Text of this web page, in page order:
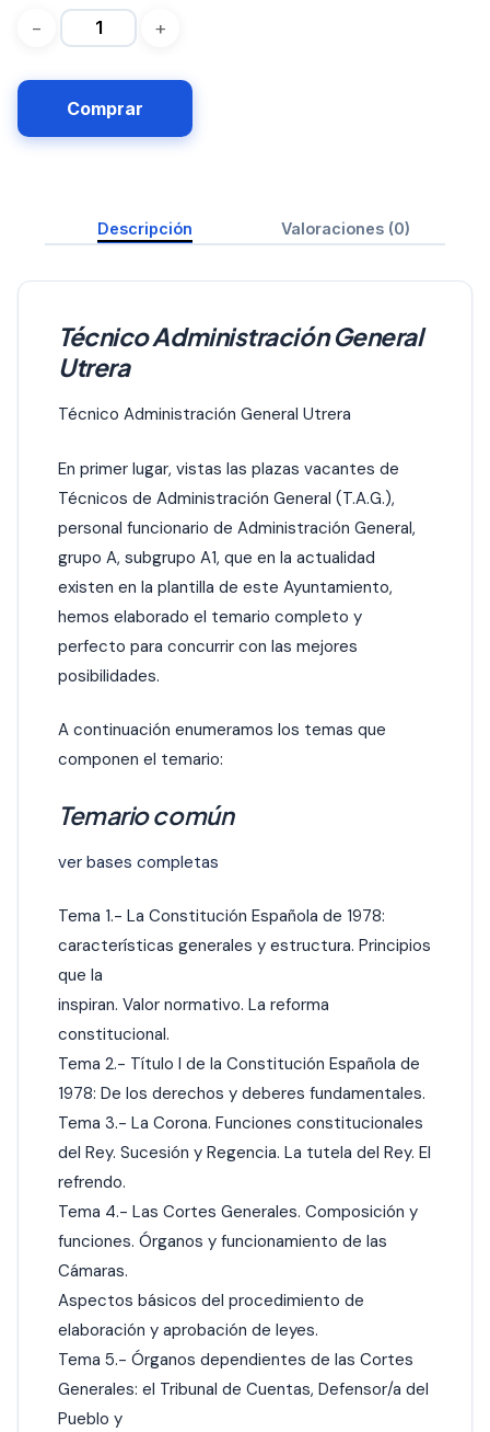
Comprar
Descripción Valoraciones (0)
Técnico Administración General
Utrera
Técnico Administración General Utrera
En primer lugar, vistas las plazas vacantes de
Técnicos de Administración General (T.A.G.),
personal funcionario de Administración General,
grupo A, subgrupo A1, que en la actualidad
existen en la plantilla de este Ayuntamiento,
hemos elaborado el temario completo y
perfecto para concurrir con las mejores
posibilidades.
A continuación enumeramos los temas que
componen el temario:
Temario común
ver bases completas
Tema 1.- La Constitución Española de 1978:
características generales y estructura. Principios
que la
inspiran. Valor normativo. La reforma
constitucional.
Tema 2.- Título I de la Constitución Española de
1978: De los derechos y deberes fundamentales.
Tema 3.- La Corona. Funciones constitucionales
del Rey. Sucesión y Regencia. La tutela del Rey. El
refrendo.
Tema 4.- Las Cortes Generales. Composición y
funciones. Órganos y funcionamiento de las
Cámaras.
Aspectos básicos del procedimiento de
elaboración y aprobación de leyes.
Tema 5.- Órganos dependientes de las Cortes
Generales: el Tribunal de Cuentas, Defensor/a del
Pueblo y